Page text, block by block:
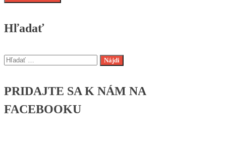
Hľadať
Hľadať:
PRIDAJTE SA K NÁM NA
FACEBOOKU